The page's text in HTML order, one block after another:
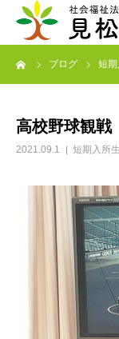
ブログ 短期
高校野球観戦
2021.09.1 短期入所
ブログ
求人・ボラン
アクセス
お知らせ